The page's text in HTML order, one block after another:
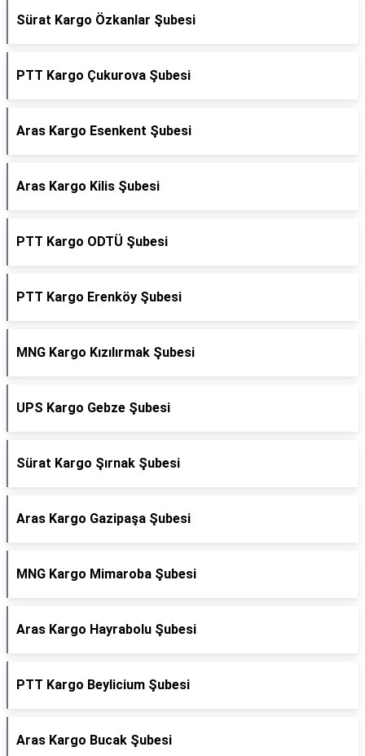
Sürat Kargo Özkanlar Şubesi
PTT Kargo Çukurova Şubesi
Aras Kargo Esenkent Şubesi
Aras Kargo Kilis Şubesi
PTT Kargo ODTÜ Şubesi
PTT Kargo Erenköy Şubesi
MNG Kargo Kızılırmak Şubesi
UPS Kargo Gebze Şubesi
Sürat Kargo Şırnak Şubesi
Aras Kargo Gazipaşa Şubesi
MNG Kargo Mimaroba Şubesi
Aras Kargo Hayrabolu Şubesi
PTT Kargo Beylicium Şubesi
Aras Kargo Bucak Şubesi